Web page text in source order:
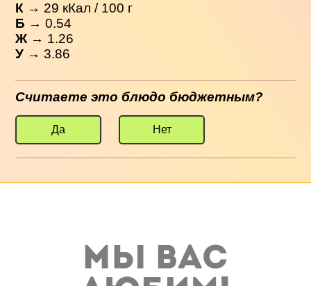
К → 29 кКал / 100 г
Б → 0.54
Ж → 1.26
У → 3.86
Считаете это блюдо бюджетным?
Да Нет